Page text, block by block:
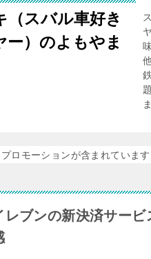
（スバル車好き
ー）のよもやま
ロモーションが含まれています
レブンの新決済サービ